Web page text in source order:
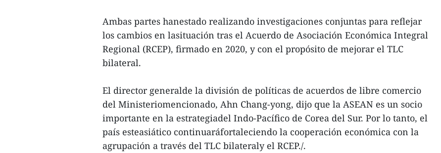
Ambas partes hanestado realizando investigaciones conjuntas para reflejar
los cambios en lasituación tras el Acuerdo de Asociación Económica Integral
Regional (RCEP), firmado en 2020, y con el propósito de mejorar el TLC
bilateral.
El director generalde la división de políticas de acuerdos de libre comercio
del Ministeriomencionado, Ahn Chang-yong, dijo que la ASEAN es un socio
importante en la estrategiadel Indo-Pacífico de Corea del Sur. Por lo tanto, el
país esteasiático continuaráfortaleciendo la cooperación económica con la
agrupación a través del TLC bilateraly el RCEP./.